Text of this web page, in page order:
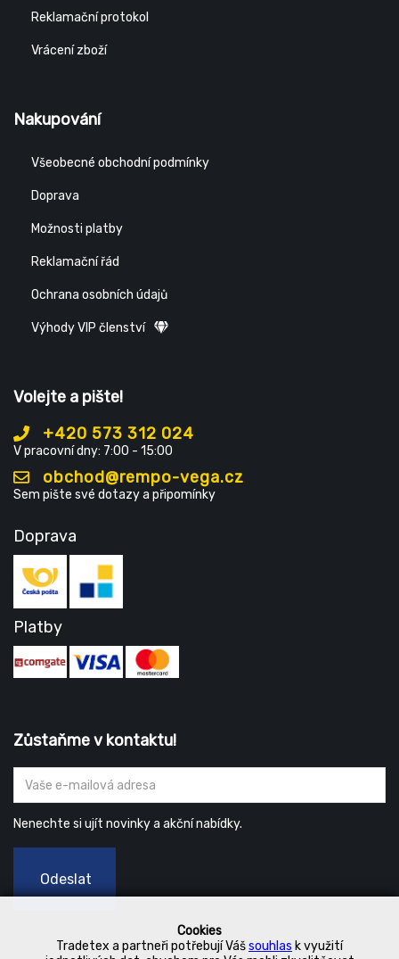
Cookies
Tradetex a partneři potřebují Vášsouhlas k využití
Reklamační protokol
Vrácení zboží
Nakupování
Všeobecné obchodní podmínky
Doprava
Možnosti platby
Reklamační řád
Ochrana osobních údajů
Výhody VIP členství
Volejte a pište!
+420 573 312 024
V pracovní dny: 7:00 - 15:00
obchod@rempo-vega.cz
Sem pište své dotazy a připomínky
Doprava
Platby
Zůstaňme v kontaktu!
Nenechte si ujít novinky a akční nabídky.
Odeslat